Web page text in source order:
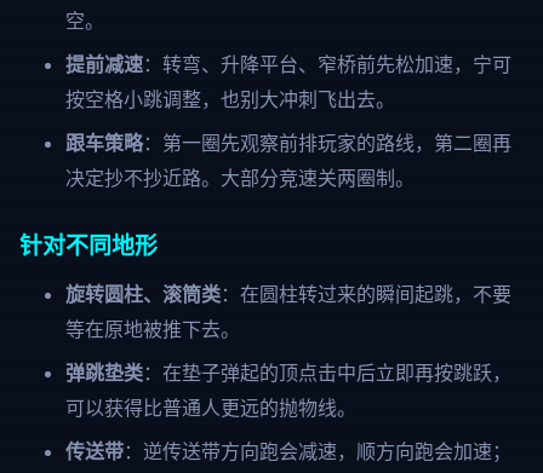
空。
提前减速：转弯、升降平台、窄桥前先松加速，宁可
按空格小跳调整，也别大冲刺飞出去。
跟车策略：第一圈先观察前排玩家的路线，第二圈再
决定抄不抄近路。大部分竞速关两圈制。
针对不同地形
旋转圆柱、滚筒类：在圆柱转过来的瞬间起跳，不要
等在原地被推下去。
弹跳垫类：在垫子弹起的顶点击中后立即再按跳跃，
可以获得比普通人更远的抛物线。
传送带：逆传送带方向跑会减速，顺方向跑会加速；